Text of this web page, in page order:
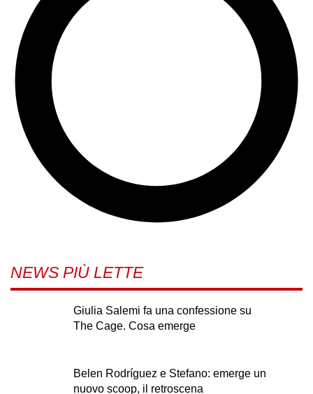
NEWS PIÙ LETTE
Giulia Salemi fa una confessione su
The Cage. Cosa emerge
Belen Rodríguez e Stefano: emerge un
nuovo scoop, il retroscena